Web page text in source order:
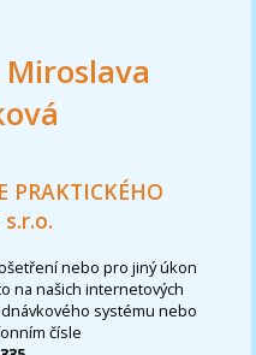
PRAKTICKÉHO
s.r.o.
nebo pro jiný úkon
na našich internetových
systému nebo
čísle